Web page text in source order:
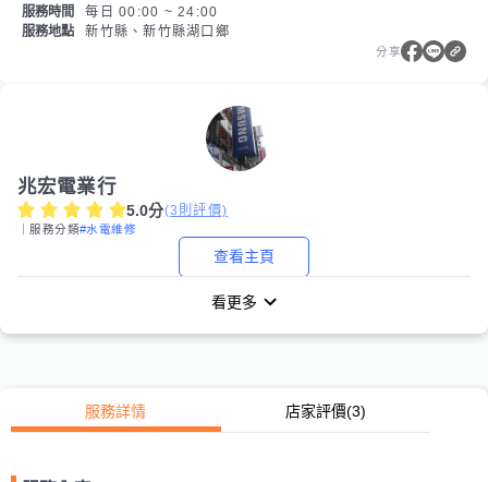
服務時間
每日 00:00 ~ 24:00
服務地點
新竹縣、新竹縣湖口鄉
分享
兆宏電業行
5.0分(3 則評價)
｜服務分類#水電維修
查看主頁
看更多
服務詳情 店家評價(3)